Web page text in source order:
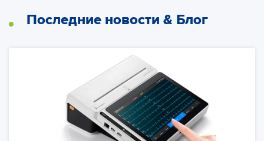
Последние новости & Блог